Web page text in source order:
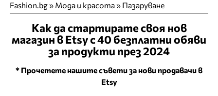
Fashion.bg» Мода и красота» Пазаруване
Как да стартирате своя нов
магазин в Etsy с 40 безплатни обяви
за продукти през 2024
* Прочетете нашите съвети за нови продавачи в
Etsy